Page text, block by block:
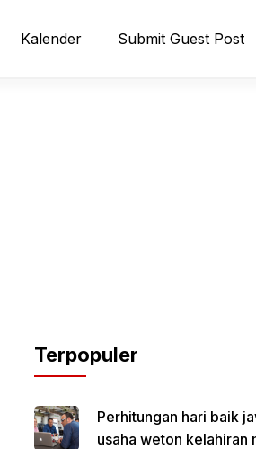
Kalender Submit Guest Post
Terpopuler
Perhitungan hari baik
usaha weton kelahiran